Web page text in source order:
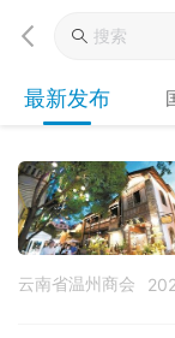
最新发布
云南省温州商会